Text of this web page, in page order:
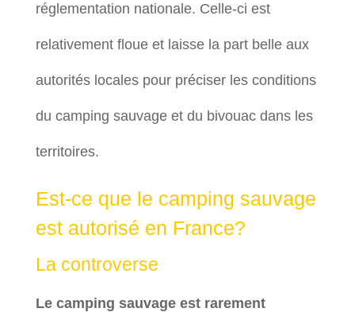
réglementation nationale. Celle-ci est
relativement floue et laisse la part belle aux
autorités locales pour préciser les conditions
du camping sauvage et du bivouac dans les
territoires.
Est-ce que le camping sauvage
est autorisé en France?
La controverse
Le camping sauvage est rarement